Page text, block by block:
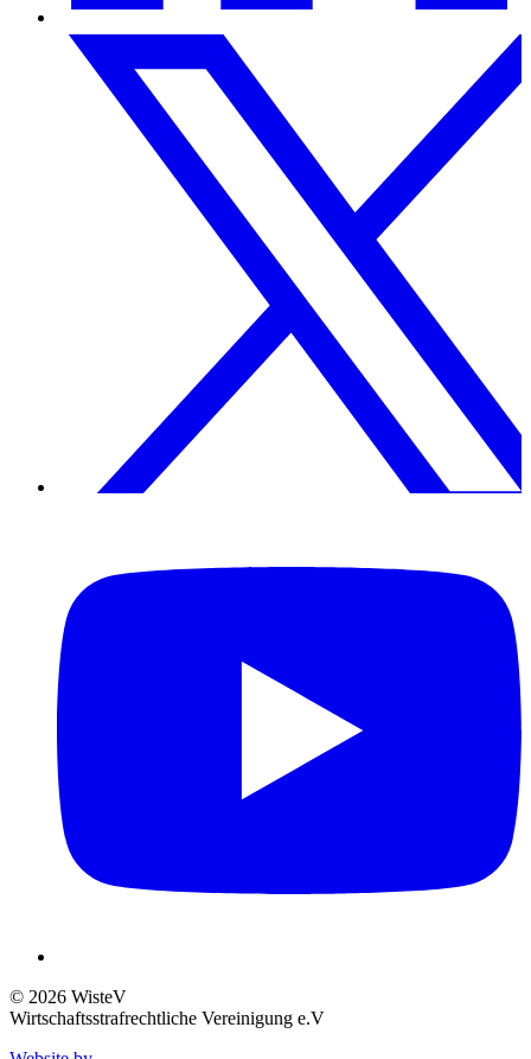
© 2026 WisteV
Wirtschaftsstrafrechtliche Vereinigung e.V